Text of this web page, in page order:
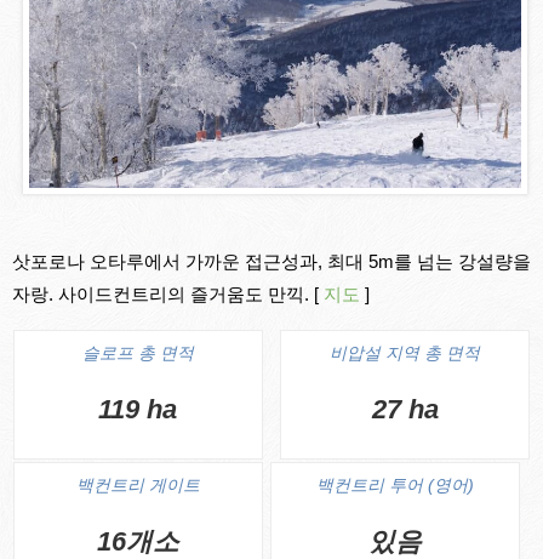
삿포로나 오타루에서 가까운 접근성과, 최대 5m를 넘는 강설량을
자랑. 사이드컨트리의 즐거움도 만끽. [ 지도 ]
슬로프 총 면적
119 ha
비압설 지역 총 면적
27 ha
백컨트리 게이트
16개소
백컨트리 투어 (영어)
있음